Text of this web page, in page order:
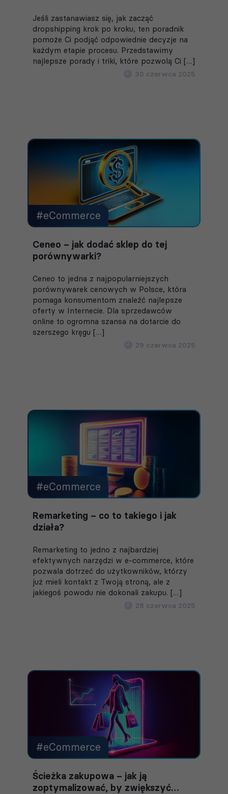
Jeśli zastanawiasz się, jak zacząć
dropshipping krok po kroku, ten poradnik
pomoże Ci podjąć odpowiednie decyzje na
każdym etapie procesu. Przedstawimy
najlepsze porady i triki, które pozwolą Ci […]
30 czerwca 2025
#eCommerce
Ceneo – jak dodać sklep do tej
porównywarki?
Ceneo to jedna z najpopularniejszych
porównywarek cenowych w Polsce, która
pomaga konsumentom znaleźć najlepsze
oferty w Internecie. Dla sprzedawców
online to ogromna szansa na dotarcie do
szerszego kręgu […]
29 czerwca 2025
#eCommerce
Remarketing – co to takiego i jak
działa?
Remarketing to jedno z najbardziej
efektywnych narzędzi w e-commerce, które
pozwala dotrzeć do użytkowników, którzy
już mieli kontakt z Twoją stroną, ale z
jakiegoś powodu nie dokonali zakupu. […]
28 czerwca 2025
#eCommerce
Ścieżka zakupowa – jak ją
zoptymalizować, by zwiększyć